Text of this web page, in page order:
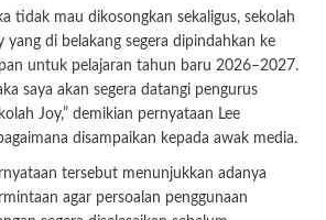
tidak mau dikosongkan sekaligus, sekolah
yang di belakang segera dipindahkan ke
untuk pelajaran tahun baru 2026–2027.
saya akan segera datangi pengurus
Joy,” demikian pernyataan Lee
disampaikan kepada awak media.
tersebut menunjukkan adanya
agar persoalan penggunaan